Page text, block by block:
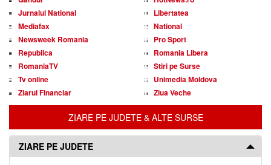
Jurnalul National
Libertatea
Mediafax
National
Newsweek Romania
Pro Sport
Republica
Romania Libera
RomaniaTV
Stiri pe Surse
Tv online
Unimedia Moldova
Ziarul Financiar
Ziua Veche
ZIARE PE JUDETE & ALTE SURSE
ZIARE PE JUDETE